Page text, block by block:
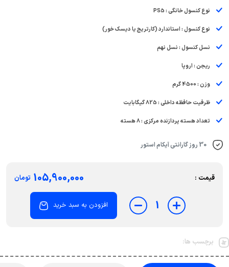
نوع کنسول خانگی : PS5
نوع کنسول : استاندارد (کارتریج یا دیسک خور)
نسل کنسول : نسل نهم
ریجن : اروپا
وزن : 4500 گرم
ظرفیت حافظه داخلی : 825 گیگابایت
تعداد هسته‌ پردازنده مرکزی : 8 هسته
30 روز گارانتی آیکام استور
قیمت : 105,900,000 تومان
1 افزودن به سبد خرید
برچسب ها: